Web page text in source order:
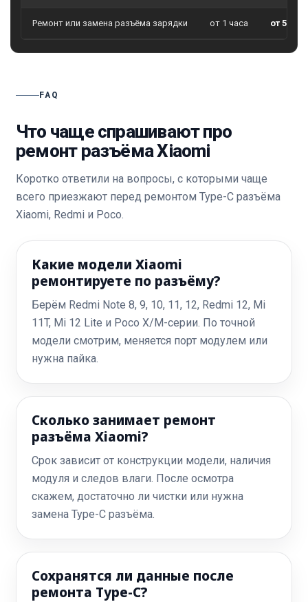
Ремонт или замена разъёма зарядки от 1 часа от 50
FAQ
Что чаще спрашивают про
ремонт разъёма Xiaomi
Коротко ответили на вопросы, с которыми чаще
всего приезжают перед ремонтом Type-C разъёма
Xiaomi, Redmi и Poco.
Какие модели Xiaomi
ремонтируете по разъёму?
Берём Redmi Note 8, 9, 10, 11, 12, Redmi 12, Mi
11T, Mi 12 Lite и Poco X/M-серии. По точной
модели смотрим, меняется порт модулем или
нужна пайка.
Сколько занимает ремонт
разъёма Xiaomi?
Срок зависит от конструкции модели, наличия
модуля и следов влаги. После осмотра
скажем, достаточно ли чистки или нужна
замена Type-C разъёма.
Сохранятся ли данные после
ремонта Type-C?